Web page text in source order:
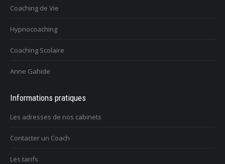
Coaching de Vie
Hypnocoaching
Coaching Scolaire
Anne Gahide
Informations pratiques
Les adresses de nos cabinets
Contacter un Coach
Les tarifs